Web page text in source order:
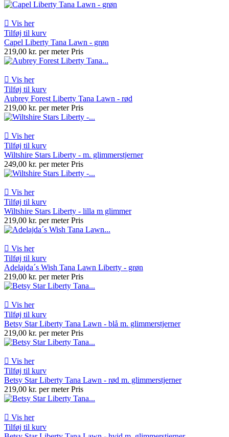
 Vis her
Tilføj til kurv
Capel Liberty Tana Lawn - grøn
219,00 kr. per meter Pris
 Vis her
Tilføj til kurv
Aubrey Forest Liberty Tana Lawn - rød
219,00 kr. per meter Pris
 Vis her
Tilføj til kurv
Wiltshire Stars Liberty - m. glimmerstjerner
249,00 kr. per meter Pris
 Vis her
Tilføj til kurv
Wiltshire Stars Liberty - lilla m glimmer
219,00 kr. per meter Pris
 Vis her
Tilføj til kurv
Adelajda´s Wish Tana Lawn Liberty - grøn
219,00 kr. per meter Pris
 Vis her
Tilføj til kurv
Betsy Star Liberty Tana Lawn - blå m. glimmerstjerner
219,00 kr. per meter Pris
 Vis her
Tilføj til kurv
Betsy Star Liberty Tana Lawn - rød m. glimmerstjerner
219,00 kr. per meter Pris
 Vis her
Tilføj til kurv